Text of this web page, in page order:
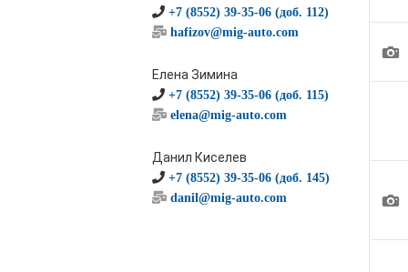
+7 (8552) 39-35-06 (доб. 112)
hafizov@mig-auto.com
Елена Зимина
+7 (8552) 39-35-06 (доб. 115)
elena@mig-auto.com
Данил Киселев
+7 (8552) 39-35-06 (доб. 145)
danil@mig-auto.com
1
1